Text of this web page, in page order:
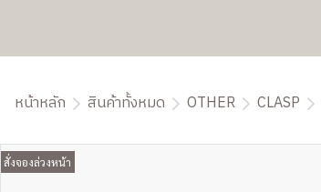
หน้าหลัก สินค้าทั้งหมด OTHER CLASP
สั่งจองล่วงหน้า